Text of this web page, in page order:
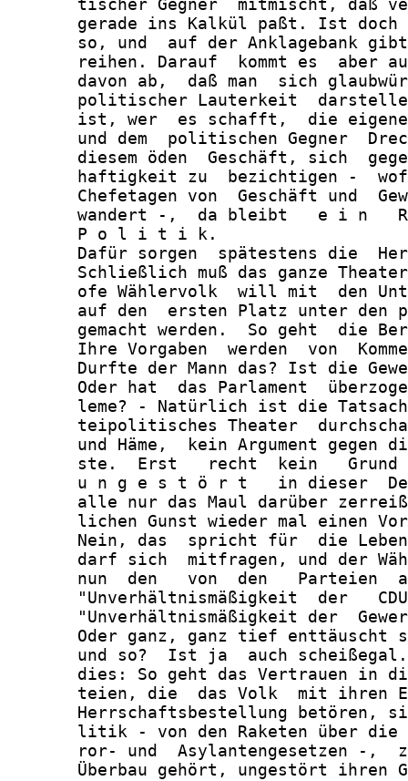
tischer Gegner  mitmischt, daß
gerade ins Kalkül paßt. Ist
so, und  auf der Anklagebank
reihen. Darauf  kommt es  aber
davon ab,  daß man  sich
politischer Lauterkeit
ist, wer  es schafft,  die
und dem  politischen Gegner
diesem öden  Geschäft, sich
haftigkeit zu  bezichtigen -
Chefetagen von  Geschäft und
wandert -,  da bleibt   e i n
       P o l i t i k.
Dafür sorgen  spätestens die
Schließlich muß das ganze
ofe Wählervolk  will mit  den
auf den  ersten Platz unter den
gemacht werden.  So geht  die
Ihre Vorgaben  werden  von
Durfte der Mann das? Ist die
Oder hat  das Parlament
leme? - Natürlich ist die
teipolitisches Theater
und Häme,  kein Argument gegen
ste.  Erst   recht  kein
u n g e s t ö r t   in dieser
alle nur das Maul darüber
lichen Gunst wieder mal einen
Nein, das  spricht für  die
darf sich  mitfragen, und der
nun  den   von  den   Parteien
"Unverhältnismäßigkeit  der
"Unverhältnismäßigkeit der
Oder ganz, ganz tief enttäuscht
und so?  Ist ja  auch
dies: So geht das Vertrauen in
teien, die  das Volk  mit ihren
Herrschaftsbestellung betören,
litik - von den Raketen über
ror- und  Asylantengesetzen -,
Überbau gehört, ungestört ihren